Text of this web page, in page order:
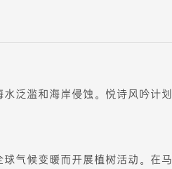
泛滥和海岸侵蚀。悦诗风吟计划
气候变暖而开展植树活动。在马